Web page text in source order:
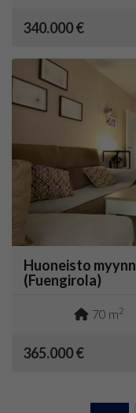
340.000 €
Huoneisto
(Fuengirola)
70 m2
365.000 €